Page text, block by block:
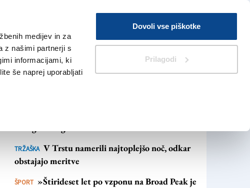
medijev in za
z našimi partnerji s
informacijami, ki
še naprej uporabljati
Dovoli vse piškotke
Prilagodi
V Kioskih
Iskanje
ŠE
TRŽAŠKA V Trstu namerili najtoplejšo noč, odkar
obstajajo meritve
ŠPORT »Štirideset let po vzponu na Broad Peak je